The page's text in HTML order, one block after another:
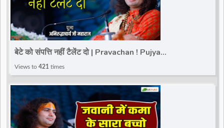
बेटे को संपत्ति नहीं टैलेंट दो | Pravachan ! Pujya
Aniruddhacharya Ji Maharaj
Views to 421 times